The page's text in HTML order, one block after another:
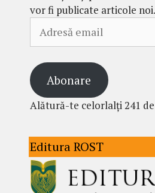
vor fi publicate articole noi.
email
Abonare
Alătură-te celorlalți 241
Editura ROST